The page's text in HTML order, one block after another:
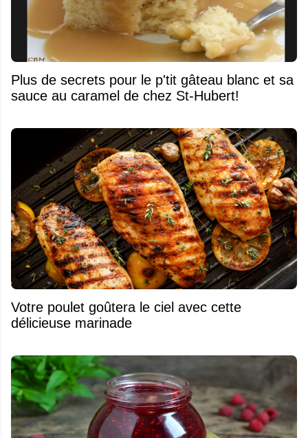
Plus de secrets pour le p'tit gâteau blanc et sa
sauce au caramel de chez St-Hubert!
Votre poulet goûtera le ciel avec cette
délicieuse marinade